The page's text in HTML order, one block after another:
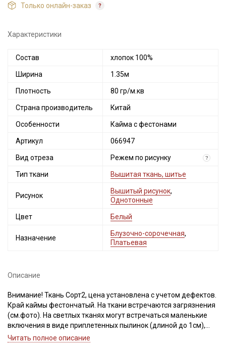
Только онлайн-заказ
Характеристики
Состав хлопок 100%
Ширина 1.35м
Плотность 80 гр/м.кв
Страна производитель Китай
Особенности Кайма с фестонами
Артикул 066947
Вид отреза Режем по рисунку ?
Тип ткани Вышитая ткань, шитье
Рисунок
Вышитый рисунок,
Однотонные
Цвет Белый
Назначение
Блузочно-сорочечная,
Платьевая
Описание
Внимание! Ткань Сорт2, цена установлена с учетом дефектов.
Край каймы фестончатый. На ткани встречаются загрязнения
(см.фото). На светлых тканях могут встречаться маленькие
включения в виде приплетенных пылинок (длиной до 1см),
единичные (на более 6 см в длину) вплетения нитей другого
Читать полное описание